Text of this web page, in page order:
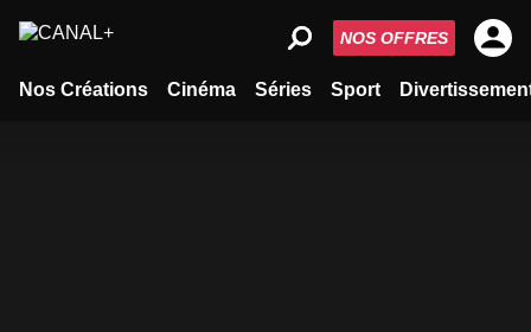
Nos Créations Cinéma Séries Sport
NOS OFFRES